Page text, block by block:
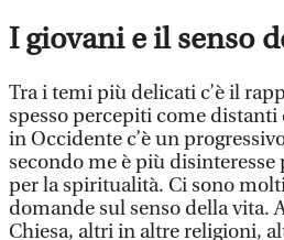
I giovani e il senso
Tra i temi più delicati c’è il
spesso percepiti come distanti
in Occidente c’è un
secondo me è più disinteresse
per la spiritualità. Ci sono
domande sul senso della vita.
Chiesa, altri in altre religioni,